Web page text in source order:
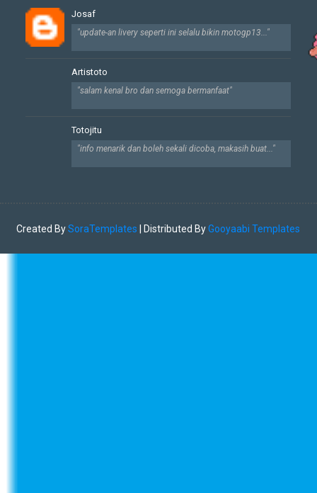
Josaf
"update-an livery seperti ini selalu bikin motogp13..."
Artistoto
"salam kenal bro dan semoga bermanfaat"
Totojitu
"info menarik dan boleh sekali dicoba, makasih buat..."
Created BySoraTemplates | Distributed ByGooyaabi Templates